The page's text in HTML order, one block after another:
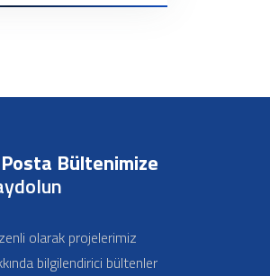
Bültenimize
olarak projelerimiz
bilgilendirici bültenler